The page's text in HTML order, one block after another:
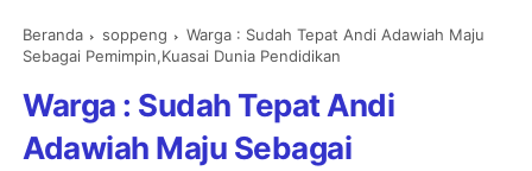
Beranda soppeng
Warga : Sudah Tepat Andi Adawiah Maju
Sebagai Pemimpin,Kuasai Dunia Pendidikan
Warga : Sudah Tepat Andi
Adawiah Maju Sebagai